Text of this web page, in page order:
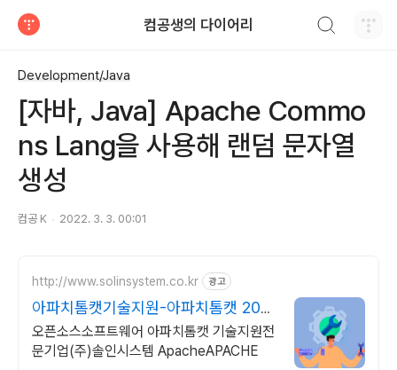
컴공생의 다이어리
Development/Java
[자바, Java] Apache Commo
ns Lang을 사용해 랜덤 문자열
생성
컴공 K 2022. 3. 3. 00:01
http://www.solinsystem.co.kr 광고
아파치톰캣기술지원-아파치톰캣 20년
이상 기술지원 노하우
오픈소스소프트웨어 아파치톰캣 기술지원전
문기업(주)솔인시스템 ApacheAPACHE